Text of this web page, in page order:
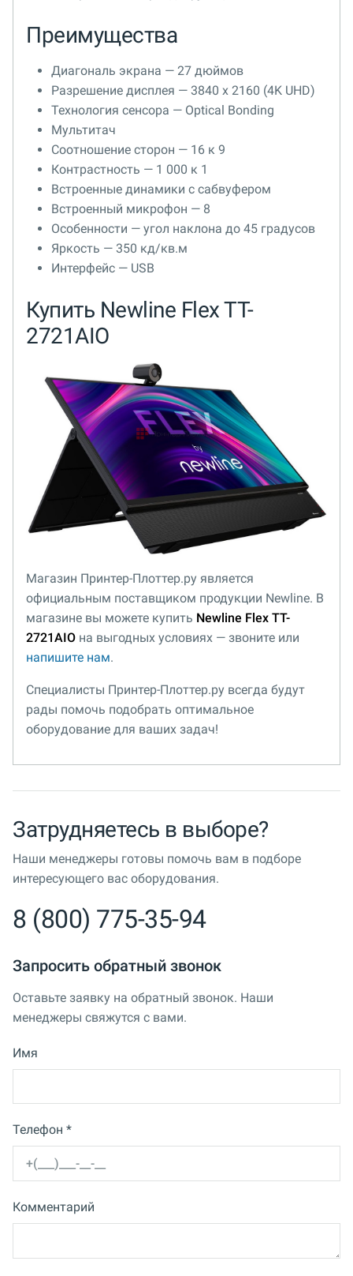
Преимущества
Диагональ экрана — 27 дюймов
Разрешение дисплея — 3840 x 2160 (4K UHD)
Технология сенсора — Optical Bonding
Мультитач
Соотношение сторон — 16 к 9
Контрастность — 1 000 к 1
Встроенные динамики c сабвуфером
Встроенный микрофон — 8
Особенности — угол наклона до 45 градусов
Яркость — 350 кд/кв.м
Интерфейс — USB
Купить Newline Flex TT-
2721AIO
Магазин Принтер-Плоттер.ру является
официальным поставщиком продукции Newline. В
магазине вы можете купить Newline Flex TT-
2721AIO на выгодных условиях — звоните или
напишите нам.
Специалисты Принтер-Плоттер.ру всегда будут
рады помочь подобрать оптимальное
оборудование для ваших задач!
Затрудняетесь в выборе?
Наши менеджеры готовы помочь вам в подборе
интересующего вас оборудования.
8 (800) 775-35-94
Запросить обратный звонок
Оставьте заявку на обратный звонок. Наши
менеджеры свяжутся с вами.
Имя
Телефон *
Комментарий